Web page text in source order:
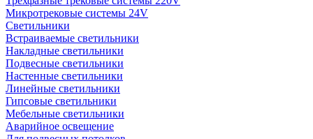
Микротрековые системы 24V
Светильники
Встраиваемые светильники
Накладные светильники
Подвесные светильники
Настенные светильники
Линейные светильники
Гипсовые светильники
Мебельные светильники
Аварийное освещение